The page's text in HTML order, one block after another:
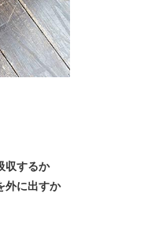
収するか
外に出すか